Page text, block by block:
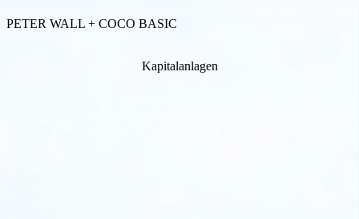
PETER WALL + COCO BASIC
Kapitalanlagen